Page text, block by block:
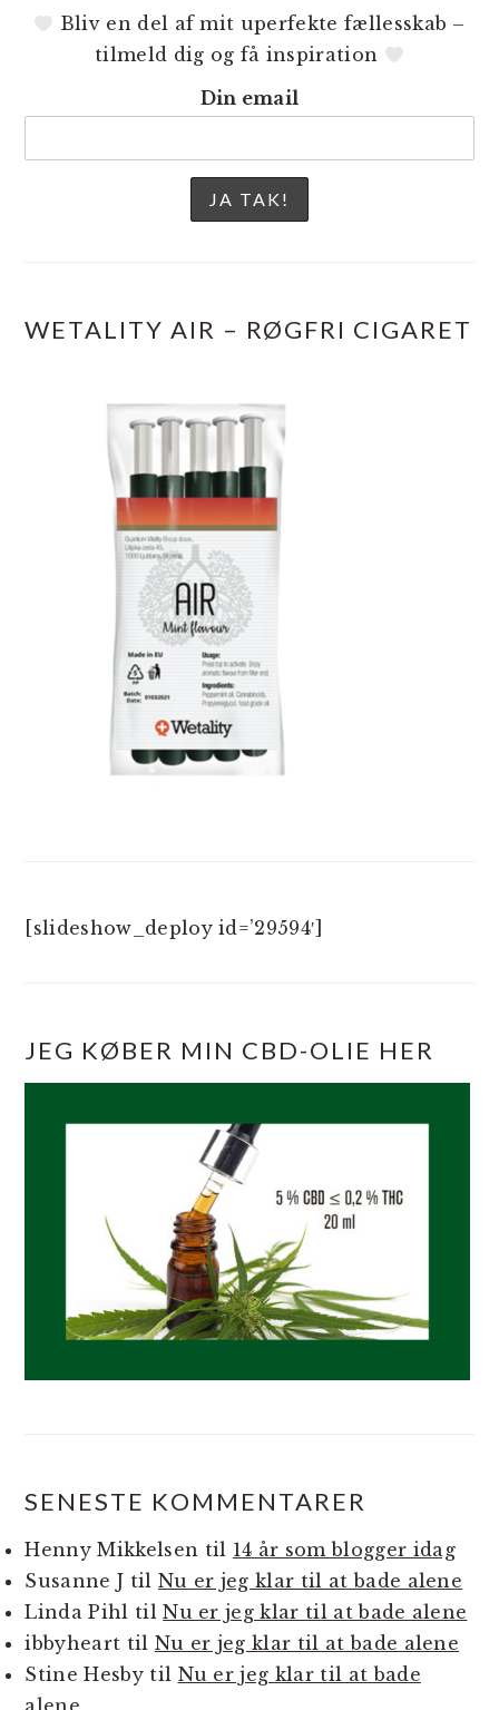
Bliv en del af mit uperfekte fællesskab –
tilmeld dig og få inspiration
Din email
WETALITY AIR – RØGFRI CIGARET
[slideshow_deploy id=’29594′]
JEG KØBER MIN CBD-OLIE HER
SENESTE KOMMENTARER
Henny Mikkelsen til 14 år som blogger idag
Susanne J til Nu er jeg klar til at bade alene
Linda Pihl tilNu er jeg klar til at bade alene
ibbyheart til Nu er jeg klar til at bade alene
Stine Hesbytil Nu er jeg klar til at bade